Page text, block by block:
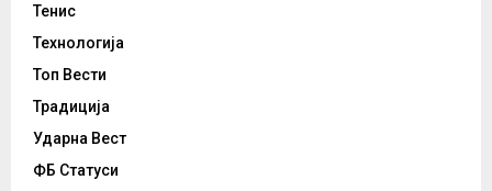
Тенис
Технологија
Топ Вести
Традиција
Ударна Вест
ФБ Статуси